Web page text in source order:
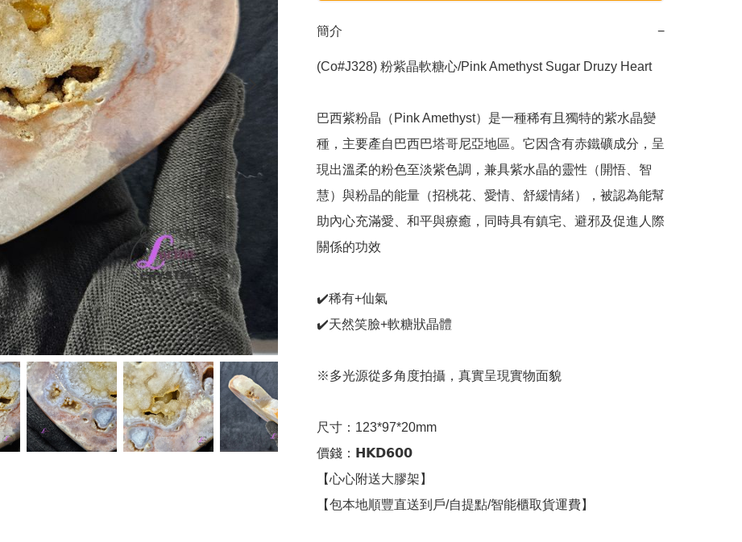
簡介 −
(Co#J328) 粉紫晶軟糖心/Pink Amethyst Sugar Druzy Heart
巴西紫粉晶（Pink Amethyst）是一種稀有且獨特的紫水晶變
種，主要產自巴西巴塔哥尼亞地區。它因含有赤鐵礦成分，呈
現出溫柔的粉色至淡紫色調，兼具紫水晶的靈性（開悟、智
慧）與粉晶的能量（招桃花、愛情、舒緩情緒），被認為能幫
助內心充滿愛、和平與療癒，同時具有鎮宅、避邪及促進人際
關係的功效
✔️稀有+仙氣
✔️天然笑臉+軟糖狀晶體
※多光源從多角度拍攝，真實呈現實物面貌
尺寸：123*97*20mm
價錢：𝗛𝗞𝗗𝟲𝟬𝟬
【心心附送大膠架】
【包本地順豐直送到戶/自提點/智能櫃取貨運費】